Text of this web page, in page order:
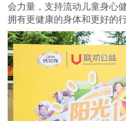
会力量，支持流动儿童身心
拥有更健康的身体和更好的行